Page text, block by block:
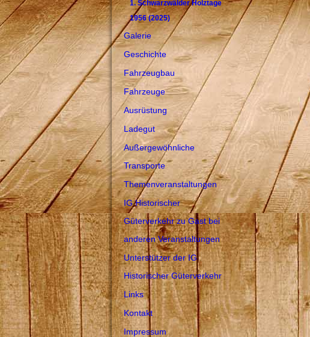
1. Schwarzwälder Holztage
1956 (2025)
Galerie
Geschichte
Fahrzeugbau
Fahrzeuge
Ausrüstung
Ladegut
Außergewöhnliche
Transporte
Themenveranstaltungen
IG Historischer
Güterverkehr zu Gast bei
anderen Veranstaltungen
Unterstützer der IG
Historischer Güterverkehr
Links
Kontakt
Impressum